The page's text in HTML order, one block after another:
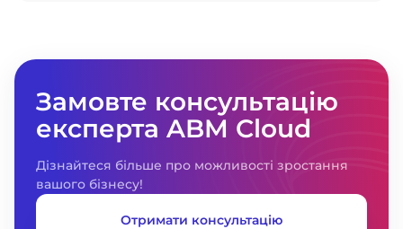
Замовте консультацію
експерта ABM Cloud
Дізнайтеся більше про можливості зростання
вашого бізнесу!
Отримати консультацію